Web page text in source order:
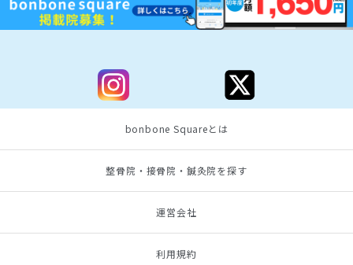
bonbone Squareとは
整骨院・接骨院・鍼灸院を探す
運営会社
利用規約